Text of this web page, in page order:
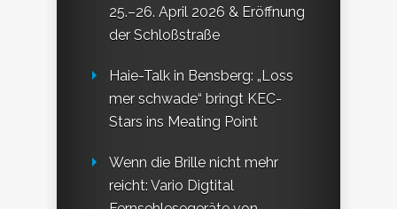
25.–26. April 2026 & Eröffnung
der Schloßstraße
Haie-Talk in Bensberg: „Loss
mer schwade“ bringt KEC-
Stars ins Meating Point
Wenn die Brille nicht mehr
reicht: Vario Digtital